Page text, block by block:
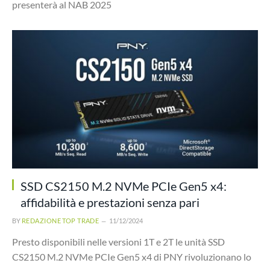
presenterà al NAB 2025
SSD CS2150 M.2 NVMe PCIe Gen5 x4:
affidabilità e prestazioni senza pari
BY REDAZIONE TOP TRADE 11/12/2024
Presto disponibili nelle versioni 1T e 2T le unità SSD
CS2150 M.2 NVMe PCIe Gen5 x4 di PNY rivoluzionano lo